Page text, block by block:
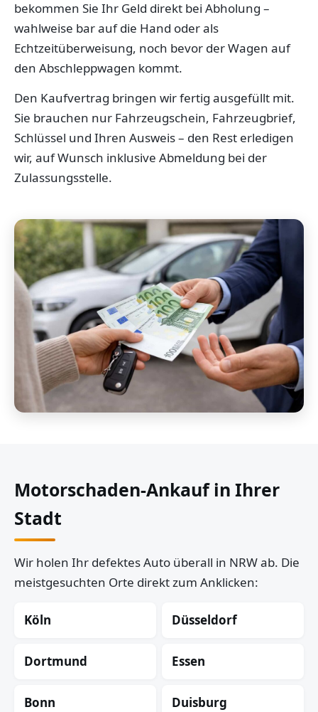
bekommen Sie Ihr Geld direkt bei Abholung –
wahlweise bar auf die Hand oder als
Echtzeitüberweisung, noch bevor der Wagen auf
den Abschleppwagen kommt.
Den Kaufvertrag bringen wir fertig ausgefüllt mit.
Sie brauchen nur Fahrzeugschein, Fahrzeugbrief,
Schlüssel und Ihren Ausweis – den Rest erledigen
wir, auf Wunsch inklusive Abmeldung bei der
Zulassungsstelle.
Motorschaden-Ankauf in Ihrer
Stadt
Wir holen Ihr defektes Auto überall in NRW ab. Die
meistgesuchten Orte direkt zum Anklicken:
Köln Düsseldorf
Dortmund Essen
Bonn Duisburg